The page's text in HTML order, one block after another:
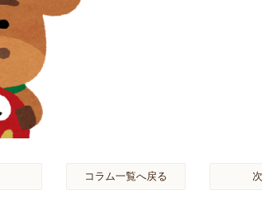
コラム一覧へ戻る